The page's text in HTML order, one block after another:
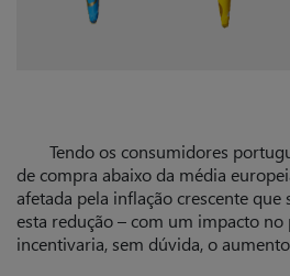
Tendo os consumidores
de compra abaixo da média
afetada pela inflação crescente que
esta redução – com um impacto
incentivaria, sem dúvida, o